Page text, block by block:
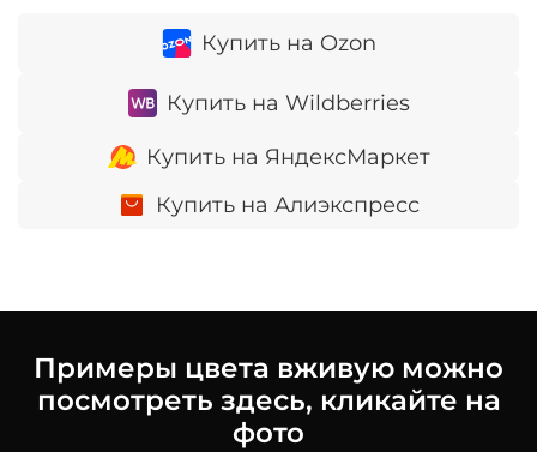
Купить на Ozon
Купить на Wildberries
Купить на ЯндексМаркет
Купить на Алиэкспресс
Примеры цвета вживую можно
посмотреть здесь, кликайте на
фото